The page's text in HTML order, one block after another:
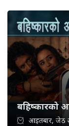
बहिष्कारको
आइतबार, जेठ